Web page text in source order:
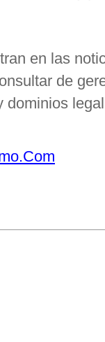
en las
de
dominios